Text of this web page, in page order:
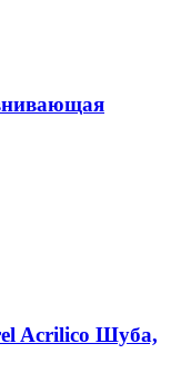
Acrilico Шуба,